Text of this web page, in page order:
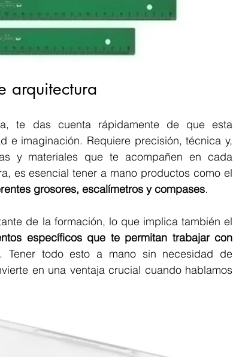
arquitectura
te das cuenta rápidamente de que esta
e imaginación. Requiere precisión, técnica y,
y materiales que te acompañen en cada
grosores, escalímetros y compases.
de la formación, lo que implica también el
específicos que te permitan trabajar con
Tener todo esto a mano sin necesidad de
en una ventaja crucial cuando hablamos